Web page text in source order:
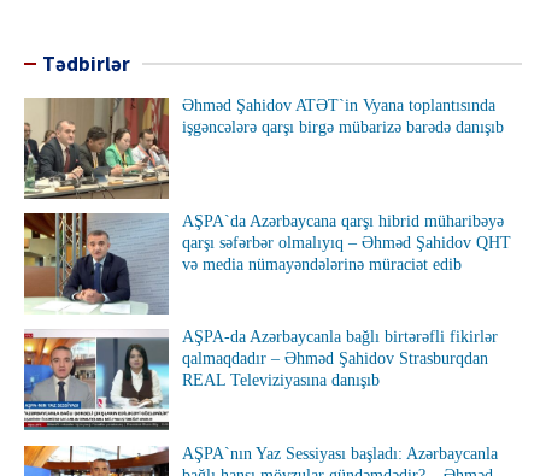
Tədbirlər
Əhməd Şahidov ATƏT`in Vyana toplantısında
işgəncələrə qarşı birgə mübarizə barədə danışıb
AŞPA`da Azərbaycana qarşı hibrid müharibəyə
qarşı səfərbər olmalıyıq – Əhməd Şahidov QHT
və media nümayəndələrinə müraciət edib
AŞPA-da Azərbaycanla bağlı birtərəfli fikirlər
qalmaqdadır – Əhməd Şahidov Strasburqdan
REAL Televiziyasına danışıb
AŞPA`nın Yaz Sessiyası başladı: Azərbaycanla